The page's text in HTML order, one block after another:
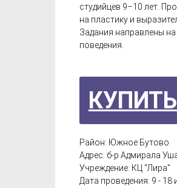
студийцев 9–10 лет.
на пластику и
Задания направлены
поведения.
Район: Южное Бутово
Адрес: б-р Адмирала
Учреждение: КЦ "Лира"
Дата проведения: 9 - 18